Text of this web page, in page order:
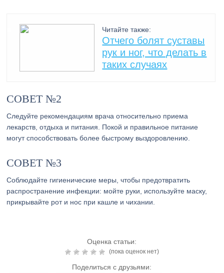
Читайте также:
Отчего болят суставы
рук и ног, что делать в
таких случаях
СОВЕТ №2
Следуйте рекомендациям врача относительно приема
лекарств, отдыха и питания. Покой и правильное питание
могут способствовать более быстрому выздоровлению.
СОВЕТ №3
Соблюдайте гигиенические меры, чтобы предотвратить
распространение инфекции: мойте руки, используйте маску,
прикрывайте рот и нос при кашле и чихании.
Оценка статьи:
(пока оценок нет)
Поделиться с друзьями: